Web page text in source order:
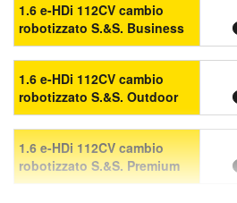
1.6 e-HDi 112CV cambio
robotizzato S.&S. Business
1.6 e-HDi 112CV cambio
robotizzato S.&S. Outdoor
1.6 e-HDi 112CV cambio
robotizzato S.&S. Premium